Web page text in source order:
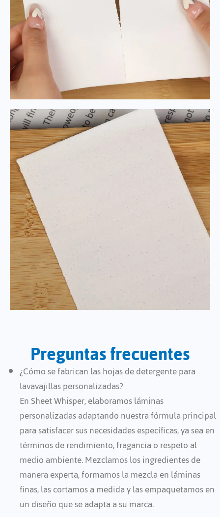
Preguntas frecuentes
¿Cómo se fabrican las hojas de detergente para
lavavajillas personalizadas?
En Sheet Whisper, elaboramos láminas
personalizadas adaptando nuestra fórmula principal
para satisfacer sus necesidades específicas, ya sea en
términos de rendimiento, fragancia o respeto al
medio ambiente. Mezclamos los ingredientes de
manera experta, formamos la mezcla en láminas
finas, las cortamos a medida y las empaquetamos en
un diseño que se adapta a su marca.